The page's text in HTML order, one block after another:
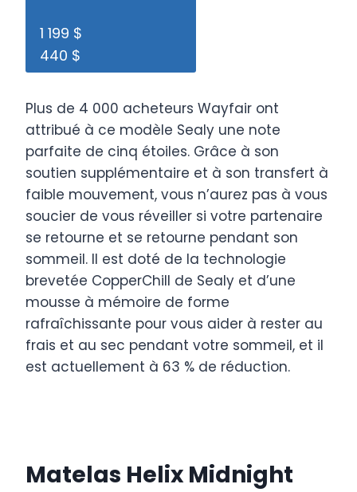
1 199 $
440 $
Plus de 4 000 acheteurs Wayfair ont
attribué à ce modèle Sealy une note
parfaite de cinq étoiles. Grâce à son
soutien supplémentaire et à son transfert à
faible mouvement, vous n’aurez pas à vous
soucier de vous réveiller si votre partenaire
se retourne et se retourne pendant son
sommeil. Il est doté de la technologie
brevetée CopperChill de Sealy et d’une
mousse à mémoire de forme
rafraîchissante pour vous aider à rester au
frais et au sec pendant votre sommeil, et il
est actuellement à 63 % de réduction.
Matelas Helix Midnight